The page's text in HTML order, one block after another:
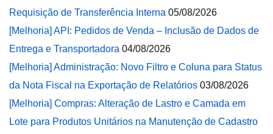
Requisição de Transferência Interna 05/08/2026
[Melhoria] API: Pedidos de Venda – Inclusão de Dados de
Entrega e Transportadora 04/08/2026
[Melhoria] Administração: Novo Filtro e Coluna para Status
da Nota Fiscal na Exportação de Relatórios 03/08/2026
[Melhoria] Compras: Alteração de Lastro e Camada em
Lote para Produtos Unitários na Manutenção de Cadastro